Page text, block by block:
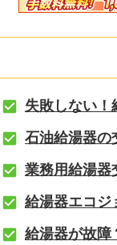
失敗しない！
石油給湯器の
業務用給湯器
給湯器エコジ
給湯器が故障